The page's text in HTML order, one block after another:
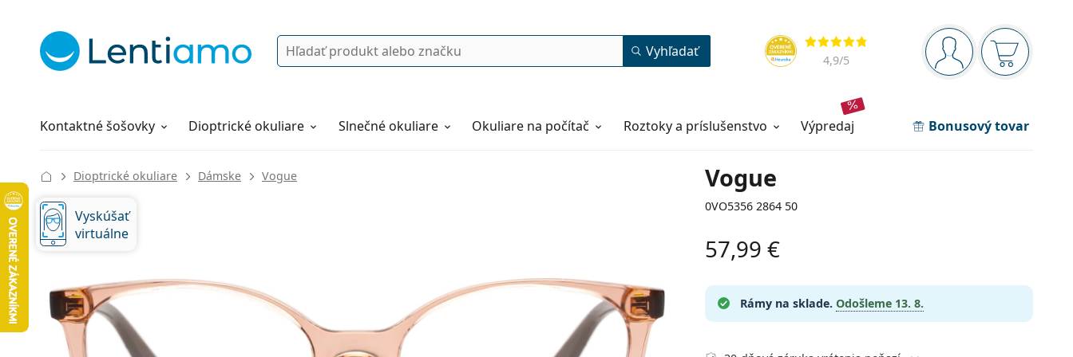
Navigačný panel
ste prihláseníNákupný
Hodnotenia
4,9/5
Vyhľadávanie Vyhľadať
Kontaktné šošovky
Roztoky Dioptrické okuliare Slnečné okuliare Okuliare na počítač Roztoky a príslušenstvo výpredaj Bonusový tovar
Všetko o nákupe
Vogue
0VO5356 2864 50
Dioptrické okuliare Dámske Vogue
50
Vyskúšať
virtuálne
57,99 €
Rámy na sklade. Odošleme 13. 8.